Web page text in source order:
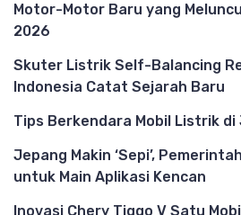
Motor-Motor Baru yang
2026
Skuter Listrik Self-Balancing
Indonesia Catat Sejarah Baru
Tips Berkendara Mobil Listrik di
Jepang Makin ‘Sepi’,
untuk Main Aplikasi Kencan
Inovasi Chery Tiggo V Satu